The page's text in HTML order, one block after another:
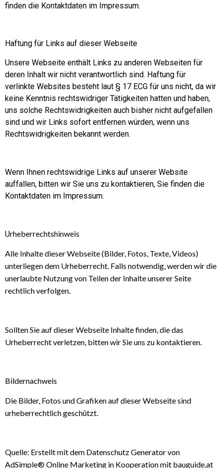
finden die Kontaktdaten im Impressum.
Haftung für Links auf dieser Webseite
Unsere Webseite enthält Links zu anderen Webseiten für
deren Inhalt wir nicht verantwortlich sind. Haftung für
verlinkte Websites besteht laut § 17 ECG für uns nicht, da wir
keine Kenntnis rechtswidriger Tätigkeiten hatten und haben,
uns solche Rechtswidrigkeiten auch bisher nicht aufgefallen
sind und wir Links sofort entfernen würden, wenn uns
Rechtswidrigkeiten bekannt werden.
Wenn Ihnen rechtswidrige Links auf unserer Website
auffallen, bitten wir Sie uns zu kontaktieren, Sie finden die
Kontaktdaten im Impressum.
Urheberrechtshinweis
Alle Inhalte dieser Webseite (Bilder, Fotos, Texte, Videos)
unterliegen dem Urheberrecht. Falls notwendig, werden wir die
unerlaubte Nutzung von Teilen der Inhalte unserer Seite
rechtlich verfolgen.
Sollten Sie auf dieser Webseite Inhalte finden, die das
Urheberrecht verletzen, bitten wir Sie uns zu kontaktieren.
Bildernachweis
Die Bilder, Fotos und Grafiken auf dieser Webseite sind
urheberrechtlich geschützt.
Quelle: Erstellt mit dem Datenschutz Generator von
AdSimple® Online Marketing in Kooperation mit bauguide.at